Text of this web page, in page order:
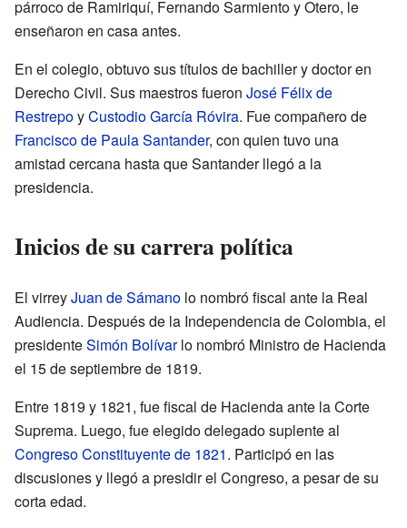
párroco de Ramiriquí, Fernando Sarmiento y Otero, le
enseñaron en casa antes.
En el colegio, obtuvo sus títulos de bachiller y doctor en
Derecho Civil. Sus maestros fueron José Félix de
RestrepoyCustodio García Róvira. Fue compañero de
Francisco de Paula Santander, con quien tuvo una
amistad cercana hasta que Santander llegó a la
presidencia.
Inicios de su carrera política
El virreyJuan de Sámano lo nombró fiscal ante la Real
Audiencia. Después de la Independencia de Colombia, el
presidenteSimón Bolívarlo nombró Ministro de Hacienda
el 15 de septiembre de 1819.
Entre 1819 y 1821, fue fiscal de Hacienda ante la Corte
Suprema. Luego, fue elegido delegado suplente al
Congreso Constituyente de 1821. Participó en las
discusiones y llegó a presidir el Congreso, a pesar de su
corta edad.